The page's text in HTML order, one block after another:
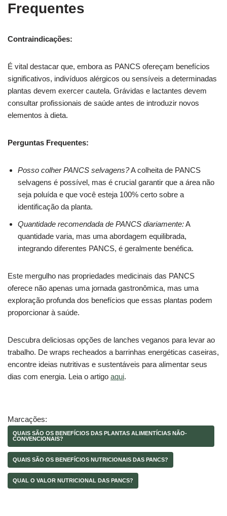
Frequentes
Contraindicações:
É vital destacar que, embora as PANCS ofereçam benefícios
significativos, indivíduos alérgicos ou sensíveis a determinadas
plantas devem exercer cautela. Grávidas e lactantes devem
consultar profissionais de saúde antes de introduzir novos
elementos à dieta.
Perguntas Frequentes:
Posso colher PANCS selvagens?A colheita de PANCS
selvagens é possível, mas é crucial garantir que a área não
seja poluída e que você esteja 100% certo sobre a
identificação da planta.
Quantidade recomendada de PANCS diariamente:A
quantidade varia, mas uma abordagem equilibrada,
integrando diferentes PANCS, é geralmente benéfica.
Este mergulho nas propriedades medicinais das PANCS
oferece não apenas uma jornada gastronômica, mas uma
exploração profunda dos benefícios que essas plantas podem
proporcionar à saúde.
Descubra deliciosas opções de lanches veganos para levar ao
trabalho. De wraps recheados a barrinhas energéticas caseiras,
encontre ideias nutritivas e sustentáveis para alimentar seus
dias com energia. Leia o artigo aqui.
Marcações:
QUAIS SÃO OS BENEFÍCIOS DAS PLANTAS ALIMENTÍCIAS NÃO-
CONVENCIONAIS?
QUAIS SÃO OS BENEFÍCIOS NUTRICIONAIS DAS PANCS?
QUAL O VALOR NUTRICIONAL DAS PANCS?